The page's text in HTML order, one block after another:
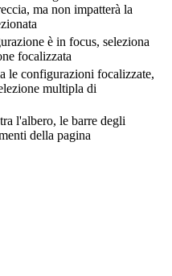
ma non impatterà la
è in focus, seleziona
focalizzata
le configurazioni focalizzate,
multipla di
l'albero, le barre degli
della pagina